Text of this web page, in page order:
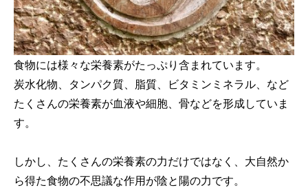
食物には様々な栄養素がたっぷり含まれています。
炭水化物、タンパク質、脂質、ビタミンミネラル、など
たくさんの栄養素が血液や細胞、骨などを形成していま
す。
しかし、たくさんの栄養素の力だけではなく、大自然か
ら得た食物の不思議な作用が陰と陽の力です。